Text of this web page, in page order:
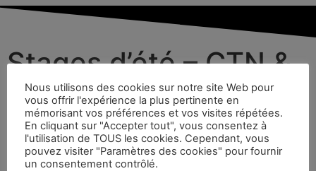
Stages d’été – CTN &
CHG
29 mai 2026
Nous utilisons des cookies sur notre site Web pour
vous offrir l'expérience la plus pertinente en
mémorisant vos préférences et vos visites répétées.
En cliquant sur "Accepter tout", vous consentez à
l'utilisation de TOUS les cookies. Cependant, vous
pouvez visiter "Paramètres des cookies" pour fournir
un consentement contrôlé.